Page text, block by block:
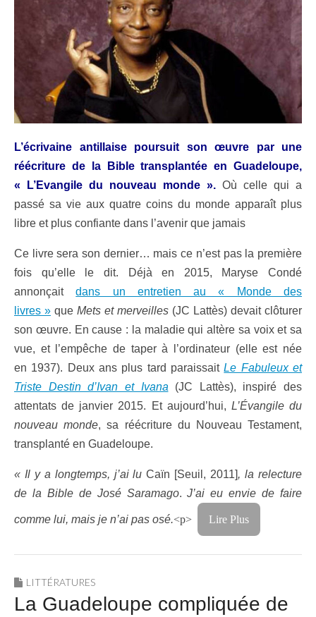
L’écrivaine antillaise poursuit son œuvre par une
réécriture de la Bible transplantée en Guadeloupe,
« L’Evangile du nouveau monde ». Où celle qui a
passé sa vie aux quatre coins du monde apparaît plus
libre et plus confiante dans l’avenir que jamais
Ce livre sera son dernier… mais ce n’est pas la première
fois qu’elle le dit. Déjà en 2015, Maryse Condé
annonçaitdans un entretien au « Monde des
livres » que Mets et merveilles (JC Lattès) devait clôturer
son œuvre. En cause : la maladie qui altère sa voix et sa
vue, et l’empêche de taper à l’ordinateur (elle est née
en 1937). Deux ans plus tard paraissaitLe Fabuleux et
Triste Destin d’Ivan et Ivana (JC Lattès), inspiré des
attentats de janvier 2015. Et aujourd’hui, L’Évangile du
nouveau monde, sa réécriture du Nouveau Testament,
transplanté en Guadeloupe.
« Il y a longtemps, j’ai lu Caïn [Seuil, 2011], la relecture
de la Bible de José Saramago.J’ai eu envie de faire
comme lui, mais je n’ai pas osé.<p> Lire Plus
LITTÉRATURES
La Guadeloupe compliquée de